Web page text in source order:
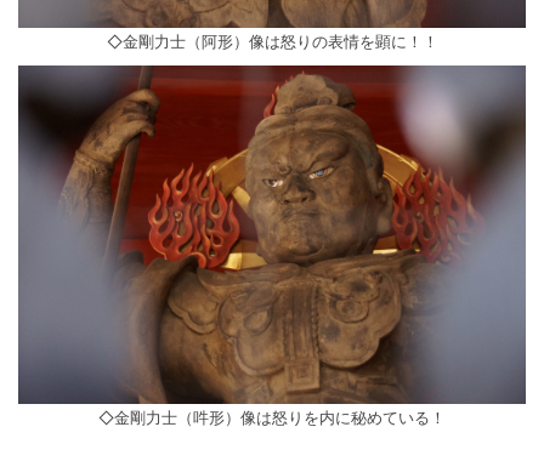
◇金剛力士（阿形）像は怒りの表情を顕に！！
◇金剛力士（吽形）像は怒りを内に秘めている！